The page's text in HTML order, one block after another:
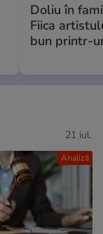
Doliu în
Fiica
bun printr-
Analiză
21 iul.